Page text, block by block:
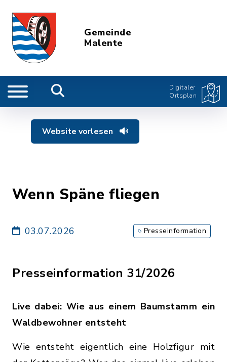
Gemeinde
Malente
Digitaler
Ortsplan
Website vorlesen
Wenn Späne fliegen
03.07.2026 Presseinformation
Presseinformation 31/2026
Live dabei: Wie aus einem Baumstamm ein
Waldbewohner entsteht
Wie entsteht eigentlich eine Holzfigur mit